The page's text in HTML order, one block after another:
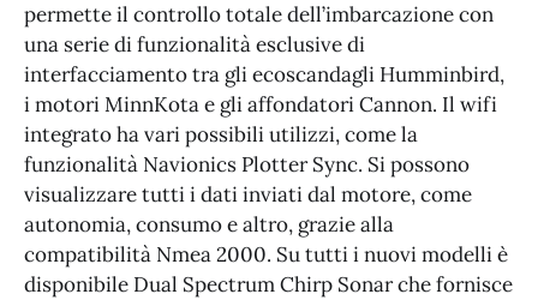
permette il controllo totale dell’imbarcazione con
una serie di funzionalità esclusive di
interfacciamento tra gli ecoscandagli Humminbird,
i motori MinnKota e gli affondatori Cannon. Il wifi
integrato ha vari possibili utilizzi, come la
funzionalità Navionics Plotter Sync. Si possono
visualizzare tutti i dati inviati dal motore, come
autonomia, consumo e altro, grazie alla
compatibilità Nmea 2000. Su tutti i nuovi modelli è
disponibile Dual Spectrum Chirp Sonar che fornisce